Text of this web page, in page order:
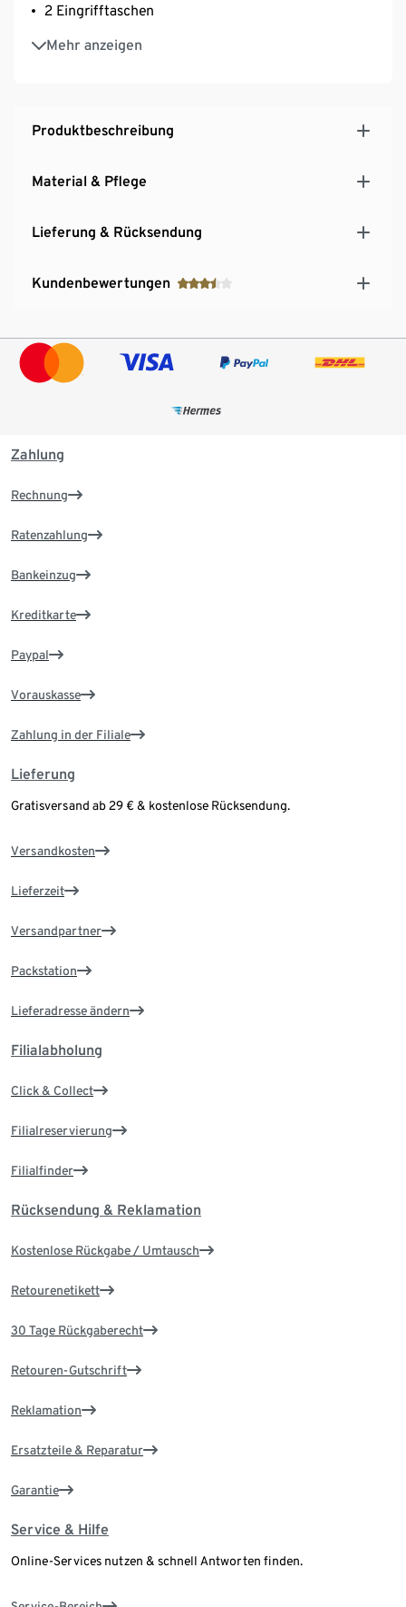
2 Eingrifftaschen
Mehr anzeigen
A-Linie
Mit Elasthan: formbeständig, perfekter Sitz, hoher
Produktbeschreibung
Material & Pflege
Lieferung & Rücksendung
Kundenbewertungen
Zahlung
Rechnung
Ratenzahlung
Bankeinzug
Kreditkarte
Paypal
Vorauskasse
Zahlung in der Filiale
Lieferung
Gratisversand ab 29 € & kostenlose Rücksendung.
Versandkosten
Lieferzeit
Versandpartner
Packstation
Lieferadresse ändern
Filialabholung
Click & Collect
Filialreservierung
Filialfinder
Rücksendung & Reklamation
Kostenlose Rückgabe / Umtausch
Retourenetikett
30 Tage Rückgaberecht
Retouren-Gutschrift
Reklamation
Ersatzteile & Reparatur
Garantie
Service & Hilfe
Online-Services nutzen & schnell Antworten finden.